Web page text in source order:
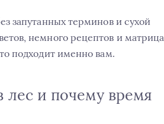
запутанных терминов и сухой
немного рецептов и матрица
подходит именно вам.
лес и почему время